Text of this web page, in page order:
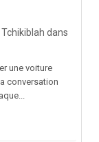
dans
une voiture
conversation